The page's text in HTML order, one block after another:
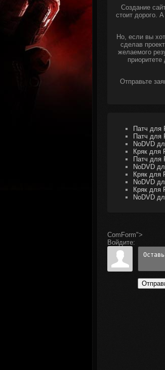
Создание
стоит дорого.
Но, если вы
сделав
желаемого
Отправьте
Патч для
Патч для
NoDVD
Кряк для
Патч для
NoDVD
Кряк для
NoDVD
Кряк для
NoDVD
ComForm">
Войдите: